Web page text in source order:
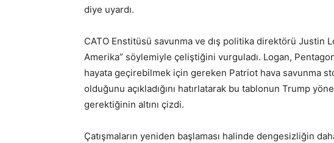
diye uyardı.
CATO Enstitüsü savunma ve dış politika direktörü Justin
Amerika” söylemiyle çeliştiğini vurguladı. Logan,
hayata geçirebilmek için gereken Patriot hava savunma
olduğunu açıkladığını hatırlatarak bu tablonun Trump
gerektiğinin altını çizdi.
Çatışmaların yeniden başlaması halinde dengesizliğin